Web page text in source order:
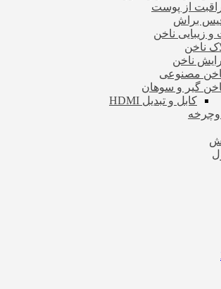
از پوست
براش
و زیبایی ناخن
ناخن
آرایش ناخن
مصنوعی
گیر و سوهان
کابل و تبدیل HDMI